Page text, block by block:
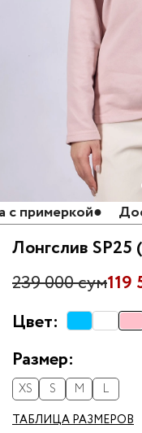
●
Лонгслив SP25
119
239 000 сум
Цвет:
Размер:
XS S M
L
ТАБЛИЦА РАЗМЕРОВ